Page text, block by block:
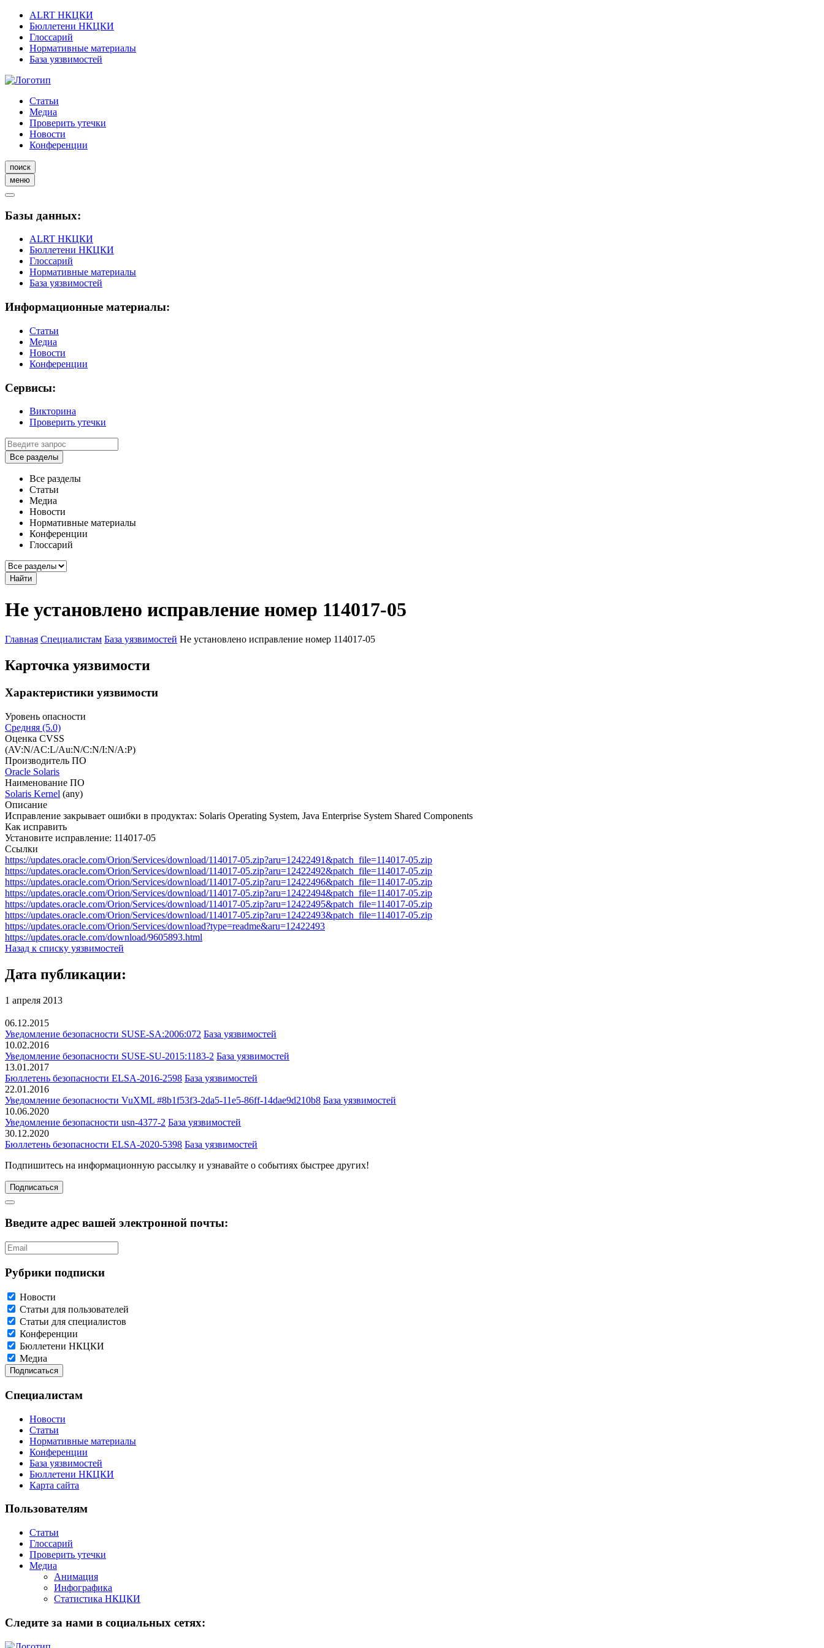
ALRT НКЦКИ
Бюллетени НКЦКИ
Глоссарий
Нормативные материалы
База уязвимостей
Статьи
Медиа
Проверить утечки
Новости
Конференции
поиск
меню
Базы данных:
ALRT НКЦКИ
Бюллетени НКЦКИ
Глоссарий
Нормативные материалы
База уязвимостей
Информационные материалы:
Статьи
Медиа
Новости
Конференции
Сервисы:
Викторина
Проверить утечки
Все разделы
Все разделы
Статьи
Медиа
Новости
Нормативные материалы
Конференции
Глоссарий
Найти
Не установлено исправление номер 114017-05
Главная Специалистам База уязвимостей Не установлено исправление номер 114017-05
Карточка уязвимости
Характеристики уязвимости
Уровень опасности
Средняя (5.0)
Оценка CVSS
(AV:N/AC:L/Au:N/C:N/I:N/A:P)
Производитель ПО
Oracle Solaris
Наименование ПО
Solaris Kernel (any)
Описание
Исправление закрывает ошибки в продуктах: Solaris Operating System, Java Enterprise System Shared Components
Как исправить
Установите исправление: 114017-05
Ссылки
https://updates.oracle.com/Orion/Services/download/114017-05.zip?aru=12422491&patch_file=114017-05.zip
https://updates.oracle.com/Orion/Services/download/114017-05.zip?aru=12422492&patch_file=114017-05.zip
https://updates.oracle.com/Orion/Services/download/114017-05.zip?aru=12422496&patch_file=114017-05.zip
https://updates.oracle.com/Orion/Services/download/114017-05.zip?aru=12422494&patch_file=114017-05.zip
https://updates.oracle.com/Orion/Services/download/114017-05.zip?aru=12422495&patch_file=114017-05.zip
https://updates.oracle.com/Orion/Services/download/114017-05.zip?aru=12422493&patch_file=114017-05.zip
https://updates.oracle.com/Orion/Services/download?type=readme&aru=12422493
https://updates.oracle.com/download/9605893.html
Назад к списку уязвимостей
Дата публикации:
1 апреля 2013
06.12.2015
Уведомление безопасности SUSE-SA:2006:072 База уязвимостей
10.02.2016
Уведомление безопасности SUSE-SU-2015:1183-2 База уязвимостей
13.01.2017
Бюллетень безопасности ELSA-2016-2598 База уязвимостей
22.01.2016
Уведомление безопасности VuXML #8b1f53f3-2da5-11e5-86ff-14dae9d210b8 База уязвимостей
10.06.2020
Уведомление безопасности usn-4377-2 База уязвимостей
30.12.2020
Бюллетень безопасности ELSA-2020-5398 База уязвимостей
Подпишитесь на информационную рассылку и узнавайте о событиях быстрее других!
Подписаться
Введите адрес вашей электронной почты:
Рубрики подписки
Новости
Статьи для пользователей
Статьи для специалистов
Конференции
Бюллетени НКЦКИ
Медиа
Специалистам
Новости
Статьи
Нормативные материалы
Конференции
База уязвимостей
Бюллетени НКЦКИ
Карта сайта
Пользователям
Статьи
Глоссарий
Проверить утечки
Медиа
Анимация
Инфографика
Статистика НКЦКИ
Следите за нами в социальных сетях: